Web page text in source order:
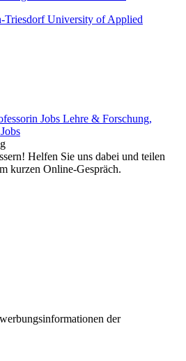
Triesdorf University of Applied
Jobs Lehre & Forschung,
Helfen Sie uns dabei und teilen
kurzen Online-Gespräch.
der